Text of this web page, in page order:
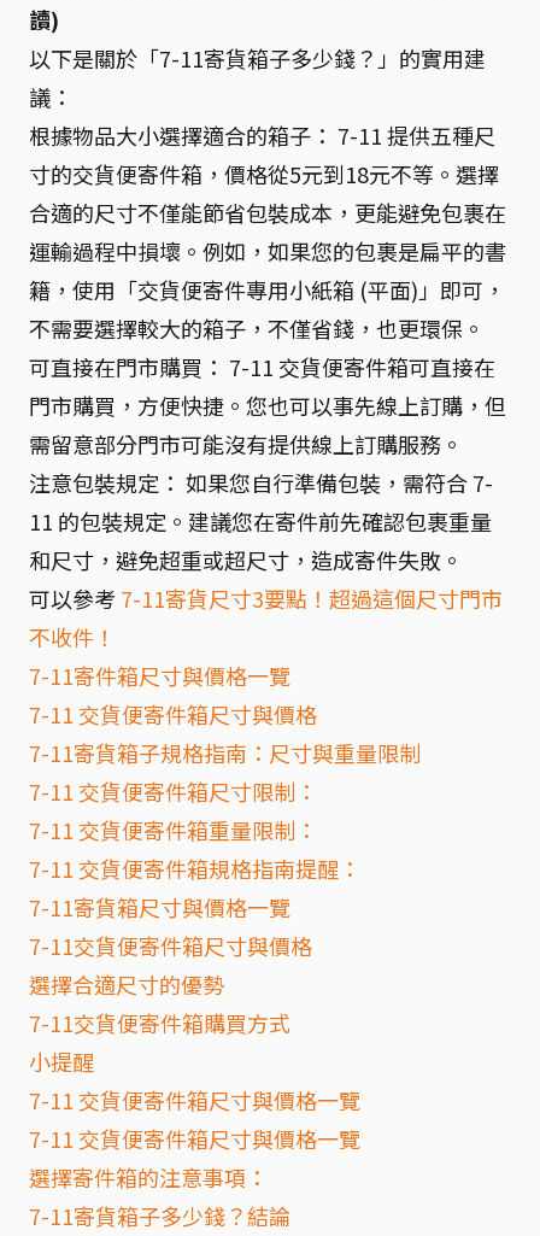
讀)
以下是關於「7-11寄貨箱子多少錢？」的實用建
議：
根據物品大小選擇適合的箱子： 7-11 提供五種尺
寸的交貨便寄件箱，價格從5元到18元不等。選擇
合適的尺寸不僅能節省包裝成本，更能避免包裹在
運輸過程中損壞。例如，如果您的包裹是扁平的書
籍，使用「交貨便寄件專用小紙箱 (平面)」即可，
不需要選擇較大的箱子，不僅省錢，也更環保。
可直接在門市購買： 7-11 交貨便寄件箱可直接在
門市購買，方便快捷。您也可以事先線上訂購，但
需留意部分門市可能沒有提供線上訂購服務。
注意包裝規定： 如果您自行準備包裝，需符合 7-
11 的包裝規定。建議您在寄件前先確認包裹重量
和尺寸，避免超重或超尺寸，造成寄件失敗。
可以參考 7-11寄貨尺寸3要點！超過這個尺寸門市
不收件！
7-11寄件箱尺寸與價格一覽
7-11 交貨便寄件箱尺寸與價格
7-11寄貨箱子規格指南：尺寸與重量限制
7-11 交貨便寄件箱尺寸限制：
7-11 交貨便寄件箱重量限制：
7-11 交貨便寄件箱規格指南提醒：
7-11寄貨箱尺寸與價格一覽
7-11交貨便寄件箱尺寸與價格
選擇合適尺寸的優勢
7-11交貨便寄件箱購買方式
小提醒
7-11 交貨便寄件箱尺寸與價格一覽
7-11 交貨便寄件箱尺寸與價格一覽
選擇寄件箱的注意事項：
7-11寄貨箱子多少錢？結論